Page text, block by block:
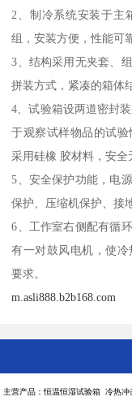
2、制冷系统安装于主
组，安装方便，性能可
3、结构采用无夹套、
拼装方式，紧凑的箱体
4、试验箱设两道密封
于观察试样物品的试
采用硅橡 胶材料，安全
5、安全保护功能，电
保护、压缩机保护、接
6、工作室右侧配有循
有一对鼓风电机，使
要求。
m.asli888.b2b168.com
主营产品：恒温恒湿试验箱 冷热